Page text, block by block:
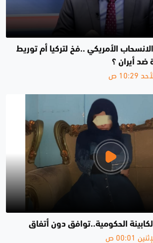
الأمريكي ..فخ لتركيا أم توريط
ضد أيران ؟
الحكومية..توافق دون أتفاق